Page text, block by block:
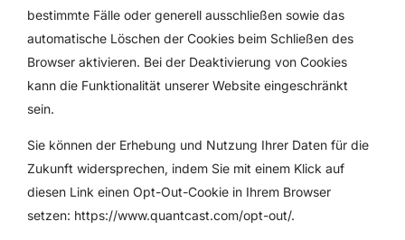
bestimmte Fälle oder generell ausschließen sowie das
automatische Löschen der Cookies beim Schließen des
Browser aktivieren. Bei der Deaktivierung von Cookies
kann die Funktionalität unserer Website eingeschränkt
sein.
Sie können der Erhebung und Nutzung Ihrer Daten für die
Zukunft widersprechen, indem Sie mit einem Klick auf
diesen Link einen Opt-Out-Cookie in Ihrem Browser
setzen: https://www.quantcast.com/opt-out/.